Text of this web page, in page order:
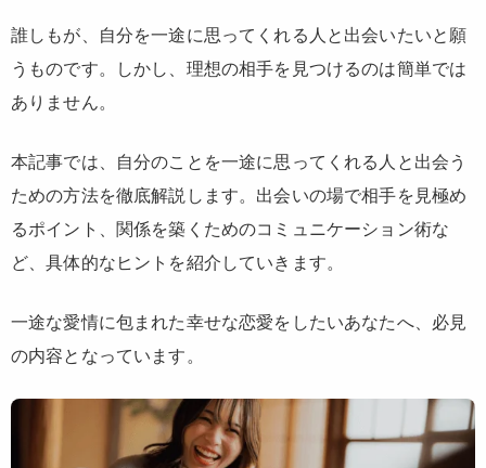
誰しもが、自分を一途に思ってくれる人と出会いたいと願
うものです。しかし、理想の相手を見つけるのは簡単では
ありません。
本記事では、自分のことを一途に思ってくれる人と出会う
ための方法を徹底解説します。出会いの場で相手を見極め
るポイント、関係を築くためのコミュニケーション術な
ど、具体的なヒントを紹介していきます。
一途な愛情に包まれた幸せな恋愛をしたいあなたへ、必見
の内容となっています。